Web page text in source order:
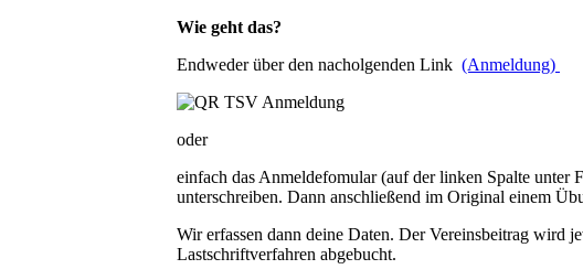
Wie geht das?
Endweder über den nacholgenden Link (Anmeldung)
oder
einfach das Anmeldefomular (auf der linken Spalte unter
unterschreiben. Dann anschließend im Original einem
Wir erfassen dann deine Daten. Der Vereinsbeitrag wird
Lastschriftverfahren abgebucht.